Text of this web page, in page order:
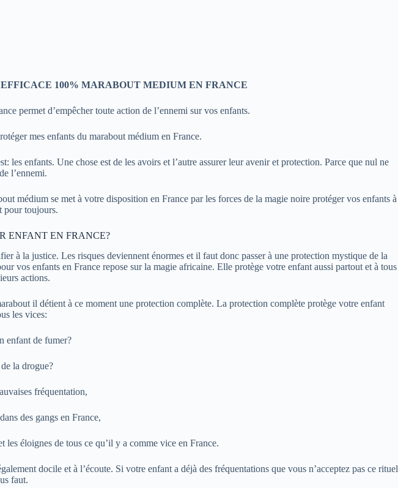
100% MARABOUT MEDIUM EN FRANCE
permet d’empêcher toute action de l’ennemi sur vos enfants.
mes enfants du marabout médium en France.
les enfants. Une chose est de les avoirs et l’autre assurer leur avenir et protection. Parce que nul ne
l’ennemi.
médium se met à votre disposition en France par les forces de la magie noire protéger vos enfants à
pour toujours.
ENFANT EN FRANCE?
à la justice. Les risques deviennent énormes et il faut donc passer à une protection mystique de la
vos enfants en France repose sur la magie africaine. Elle protège votre enfant aussi partout et à tous
actions.
il détient à ce moment une protection complète. La protection complète protège votre enfant
les vices:
enfant de fumer?
la drogue?
fréquentation,
des gangs en France,
éloignes de tous ce qu’il y a comme vice en France.
docile et à l’écoute. Si votre enfant a déjà des fréquentations que vous n’acceptez pas ce rituel
faut.